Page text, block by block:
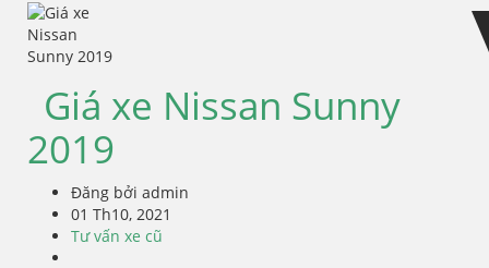
navigation
content
Giá xe Nissan Sunny
2019
Đăng bởi admin
01 Th10, 2021
Tư vấn xe cũ